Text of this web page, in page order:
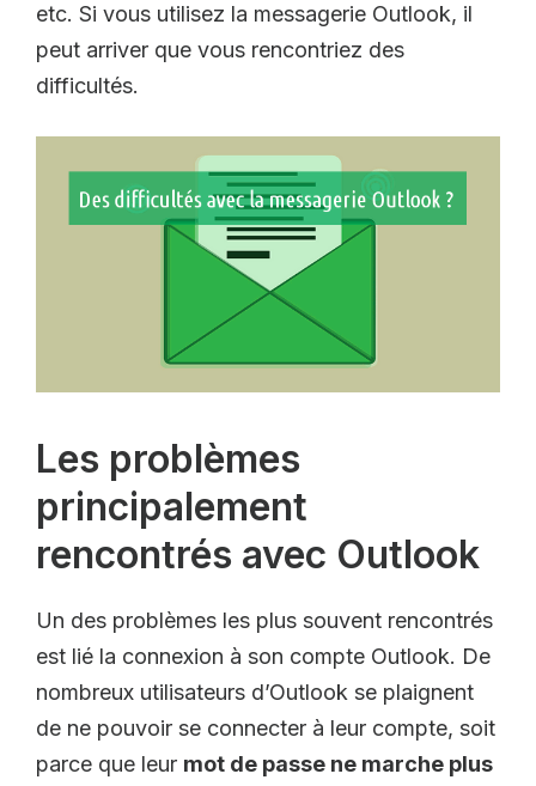
etc. Si vous utilisez la messagerie Outlook, il
peut arriver que vous rencontriez des
difficultés.
Les problèmes
principalement
rencontrés avec Outlook
Un des problèmes les plus souvent rencontrés
est lié la connexion à son compte Outlook. De
nombreux utilisateurs d’Outlook se plaignent
de ne pouvoir se connecter à leur compte, soit
parce que leur mot de passe ne marche plus